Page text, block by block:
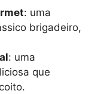
: uma
brigadeiro,
: uma
que